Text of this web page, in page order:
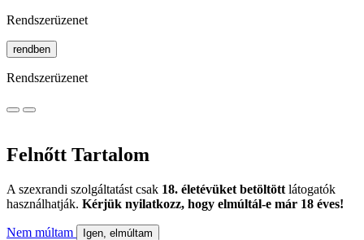
Rendszerüzenet
rendben
Rendszerüzenet
Felnőtt Tartalom
A szexrandi szolgáltatást csak 18. életévüket betöltött látogatók
használhatják. Kérjük nyilatkozz, hogy elmúltál-e már 18 éves!
Nem múltam Igen, elmúltam